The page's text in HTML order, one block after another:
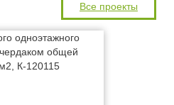
Все проекты